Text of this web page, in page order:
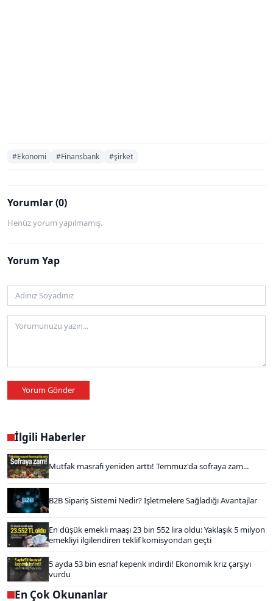
#Ekonomi #Finansbank #şirket
Yorumlar (0)
Henüz yorum yapılmamış.
Yorum Yap
Yorum Gönder
İlgili Haberler
Mutfak masrafı yeniden arttı! Temmuz'da sofraya zam...
B2B Sipariş Sistemi Nedir? İşletmelere Sağladığı Avantajlar
En düşük emekli maaşı 23 bin 552 lira oldu: Yaklaşık 5 milyon
emekliyi ilgilendiren teklif komisyondan geçti
5 ayda 53 bin esnaf kepenk indirdi! Ekonomik kriz çarşıyı
vurdu
En Çok Okunanlar